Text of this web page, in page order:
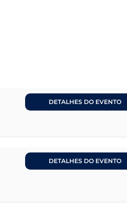
DETALHES DO EVENTO
DETALHES DO EVENTO